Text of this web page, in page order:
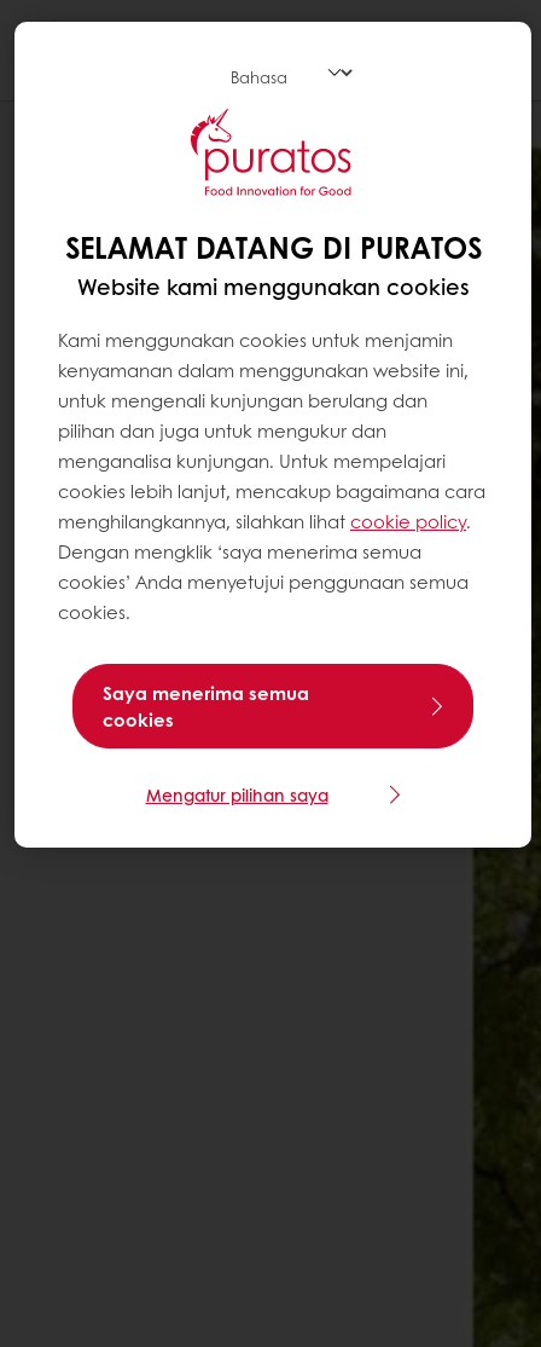
SELAMAT DATANG DI PURATOS
Website kami menggunakan cookies
Kami menggunakan cookies untuk menjamin
kenyamanan dalam menggunakan website ini,
untuk mengenali kunjungan berulang dan
pilihan dan juga untuk mengukur dan
menganalisa kunjungan. Untuk mempelajari
cookies lebih lanjut, mencakup bagaimana cara
menghilangkannya, silahkan lihatcookie policy.
Dengan mengklik ‘saya menerima semua
cookies’ Anda menyetujui penggunaan semua
cookies.
Saya menerima semua
cookies
Mengatur pilihan saya